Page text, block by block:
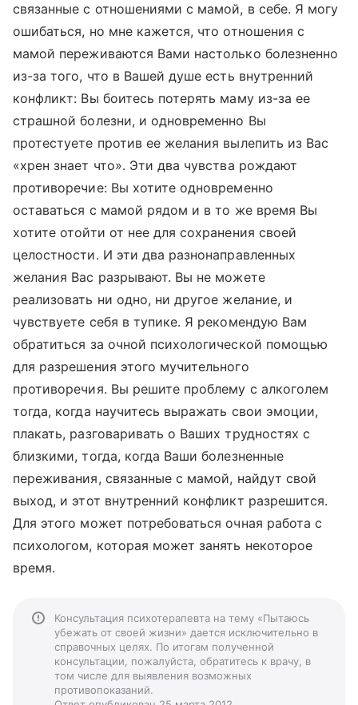
связанные с отношениями с мамой, в себе. Я могу
ошибаться, но мне кажется, что отношения с
мамой переживаются Вами настолько болезненно
из-за того, что в Вашей душе есть внутренний
конфликт: Вы боитесь потерять маму из-за ее
страшной болезни, и одновременно Вы
протестуете против ее желания вылепить из Вас
«хрен знает что». Эти два чувства рождают
противоречие: Вы хотите одновременно
оставаться с мамой рядом и в то же время Вы
хотите отойти от нее для сохранения своей
целостности. И эти два разнонаправленных
желания Вас разрывают. Вы не можете
реализовать ни одно, ни другое желание, и
чувствуете себя в тупике. Я рекомендую Вам
обратиться за очной психологической помощью
для разрешения этого мучительного
противоречия. Вы решите проблему с алкоголем
тогда, когда научитесь выражать свои эмоции,
плакать, разговаривать о Ваших трудностях с
близкими, тогда, когда Ваши болезненные
переживания, связанные с мамой, найдут свой
выход, и этот внутренний конфликт разрешится.
Для этого может потребоваться очная работа с
психологом, которая может занять некоторое
время.
Консультация психотерапевта на тему «Пытаюсь
убежать от своей жизни» дается исключительно в
справочных целях. По итогам полученной
консультации, пожалуйста, обратитесь к врачу, в
том числе для выявления возможных
противопоказаний.